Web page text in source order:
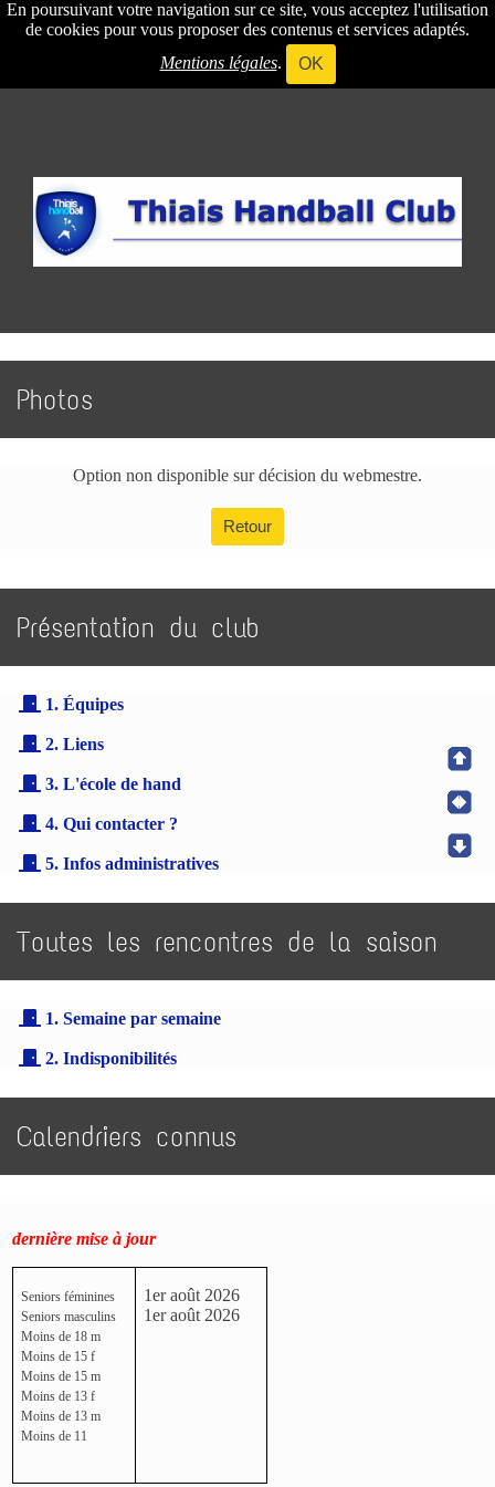
En poursuivant votre navigation sur ce site, vous acceptez l'utilisation
de cookies pour vous proposer des contenus et services adaptés.
Mentions légales. OK
Photos
Option non disponible sur décision du webmestre.
Retour
Présentation du club
1. Équipes
2. Liens
3. L'école de hand
4. Qui contacter ?
5. Infos administratives
Toutes les rencontres de la saison
1. Semaine par semaine
2. Indisponibilités
Calendriers connus
dernière mise à jour
Seniors féminines
Seniors masculins
Moins de 18 m
Moins de 15 f
Moins de 15 m
Moins de 13 f
Moins de 13 m
Moins de 11
1er août 2026
1er août 2026